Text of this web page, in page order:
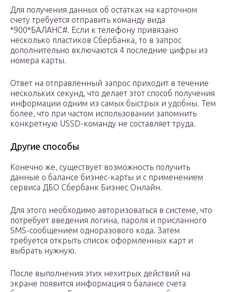
Для получения данных об остатках на карточном
счету требуется отправить команду вида
*900*БАЛАНС#. Если к телефону привязано
несколько пластиков Сбербанка, то в запрос
дополнительно включаются 4 последние цифры из
номера карты.
Ответ на отправленный запрос приходит в течение
нескольких секунд, что делает этот способ получения
информации одним из самых быстрых и удобны. Тем
более, что при частом использовании запомнить
конкретную USSD-команду не составляет труда.
Другие способы
Конечно же, существует возможность получить
данные о балансе бизнес-карты и с применением
сервиса ДБО Сбербанк Бизнес Онлайн.
Для этого необходимо авторизоваться в системе, что
потребует введения логина, пароля и присланного
SMS-сообщением одноразового кода. Затем
требуется открыть список оформленных карт и
выбрать нужную.
После выполнения этих нехитрых действий на
экране появится информация о балансе счета